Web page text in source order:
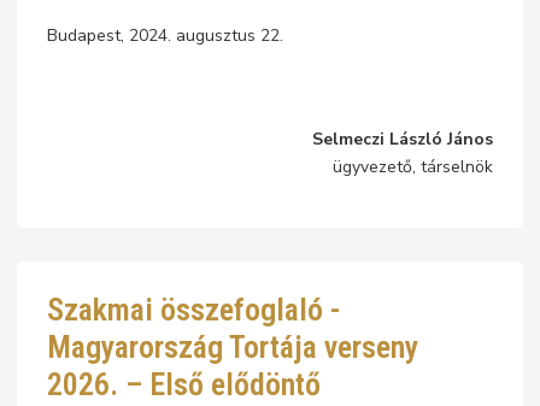
Budapest, 2024. augusztus 22.
Selmeczi László János
ügyvezető, társelnök
Szakmai összefoglaló -
Magyarország Tortája verseny
2026. – Első elődöntő